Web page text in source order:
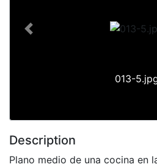
013-
Previous
Description
Plano medio de una cocina en